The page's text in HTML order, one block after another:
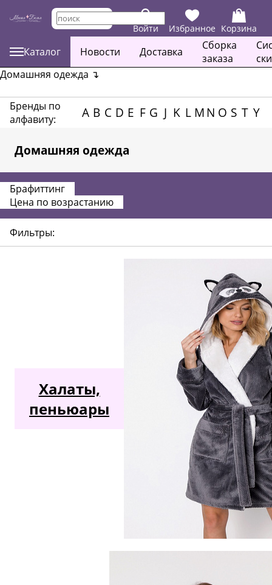
Войти Избранное Корзина
Каталог Новости Доставка
Сборка
заказа
Домашняя одежда ↴
Бренды по
алфавиту:
A B C D E F G J K L MN O S T Y
Домашняя одежда
Брафиттинг
Цена по возрастанию
Фильтры:
Халаты,
пеньюары